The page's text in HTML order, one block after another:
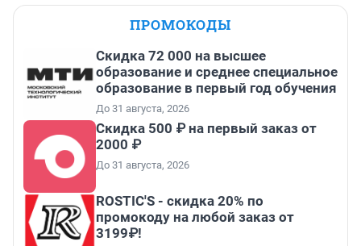
ПРОМОКОДЫ
Скидка 72 000 на высшее
образование и среднее специальное
образование в первый год обучения
До 31 августа, 2026
Скидка 500 ₽ на первый заказ от
2000 ₽
До 31 августа, 2026
ROSTIC'S - скидка 20% по
промокоду на любой заказ от
3199₽!